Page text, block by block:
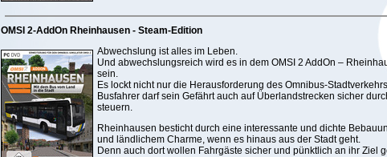
OMSI 2-AddOn Rheinhausen - Steam-Edition
Abwechslung ist alles im Leben.
Und abwechslungsreich wird es in dem OMSI 2 AddOn –
sein.
Es lockt nicht nur die Herausforderung des Omnibus-
Busfahrer darf sein Gefährt auch auf Überlandstrecken sicher
steuern.
Rheinhausen besticht durch eine interessante und dichte
und ländlichem Charme, wenn es hinaus aus der Stadt geht.
Denn auch dort wollen Fahrgäste sicher und pünktlich an ihr Ziel